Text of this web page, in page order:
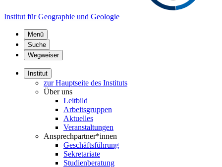
Institut für Geographie und Geologie
Menü
Suche
Wegweiser
Institut
zur Hauptseite des Instituts
Über uns
Leitbild
Arbeitsgruppen
Aktuelles
Veranstaltungen
Ansprechpartner*innen
Geschäftsführung
Sekretariate
Studienberatung